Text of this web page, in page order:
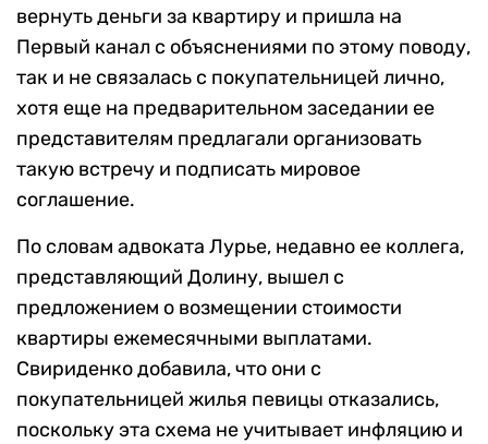
вернуть деньги за квартиру и пришла на
Первый канал с объяснениями по этому поводу,
так и не связалась с покупательницей лично,
хотя еще на предварительном заседании ее
представителям предлагали организовать
такую встречу и подписать мировое
соглашение.
По словам адвоката Лурье, недавно ее коллега,
представляющий Долину, вышел с
предложением о возмещении стоимости
квартиры ежемесячными выплатами.
Свириденко добавила, что они с
покупательницей жилья певицы отказались,
поскольку эта схема не учитывает инфляцию и